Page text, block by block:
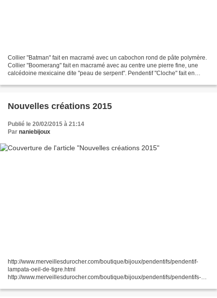
Collier "Batman" fait en macramé avec un cabochon rond de pâte polymère.
Collier "Boomerang" fait en macramé avec au centre une pierre fine, une
calcédoine mexicaine dite "peau de serpent". Pendentif "Cloche" fait en
Nouvelles créations 2015
Publié le 20/02/2015 à 21:14
Par naniebijoux
http://www.merveillesdurocher.com/boutique/bijoux/pendentifs/pendentif-
lampata-oeil-de-tigre.html
http://www.merveillesdurocher.com/boutique/bijoux/pendentifs/pendentifs-
http://www.merveillesdurocher.com/boutique/bijoux/pendentifs/pendentifs-